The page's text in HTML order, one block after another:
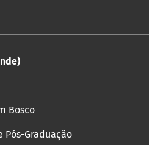
Bosco
Pós-Graduação